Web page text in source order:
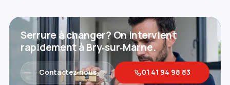
Serrure à changer? On intervient
rapidement à Bry‑sur‑Marne.
Contactez‑nous 01 41 94 98 83